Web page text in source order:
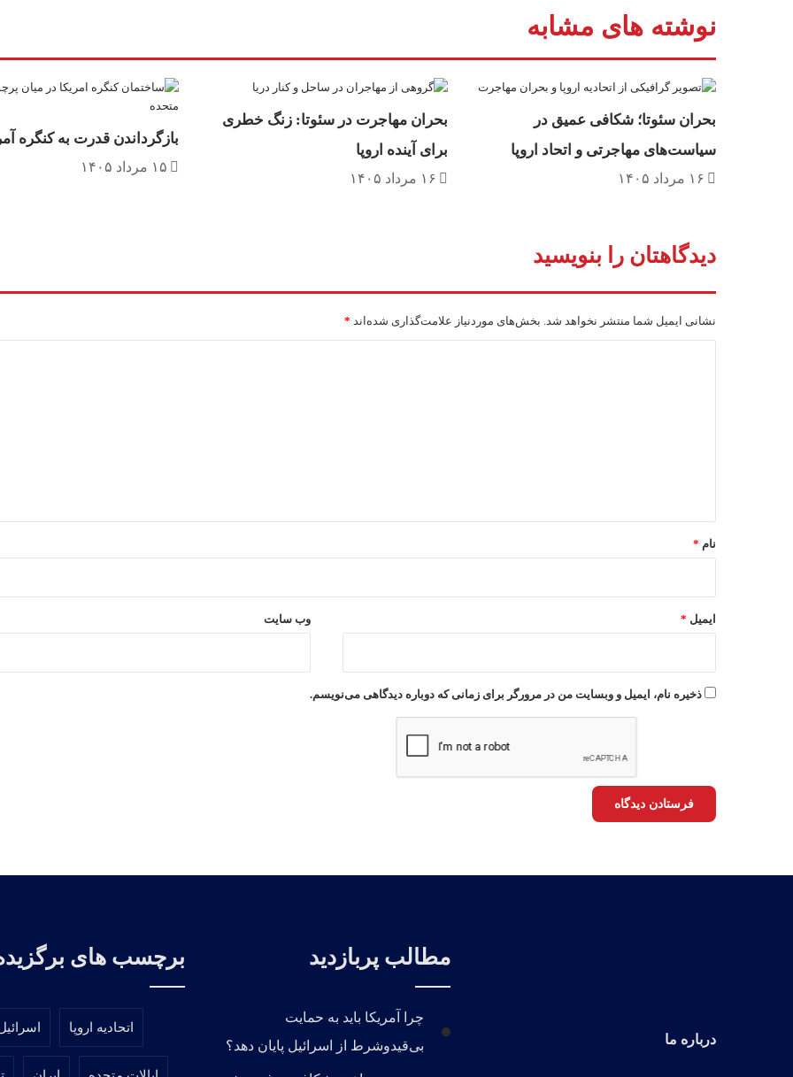
نوشته های مشابه
بحران سئوتا؛ شکافی عمیق در
سیاست‌های مهاجرتی و اتحاد اروپا
۱۶ مرداد ۱۴۰۵
بحران مهاجرت در سئوتا: زنگ خطری
برای آینده اروپا
۱۶ مرداد ۱۴۰۵
بازگرداندن قدرت به کنگره
۱۵ مرداد ۱۴۰۵
دیدگاهتان را بنویسید
نشانی ایمیل شما منتشر نخواهد شد. بخش‌های موردنیاز علامت‌گذاری شده‌اند *
نام *
ایمیل * وب‌ سایت
ذخیره نام، ایمیل و وبسایت من در مرورگر برای زمانی که دوباره دیدگاهی می‌نویسم.
درباره ما
مطالب پربازدید
چرا آمریکا باید به حمایت
بی‌قیدوشرط از اسرائیل پایان دهد؟
برچسب های
اتحادیه اروپا